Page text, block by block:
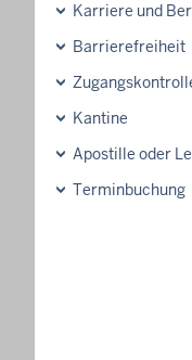
Karriere und
Barrierefreiheit
Kantine
Apostille oder
Terminbuchung